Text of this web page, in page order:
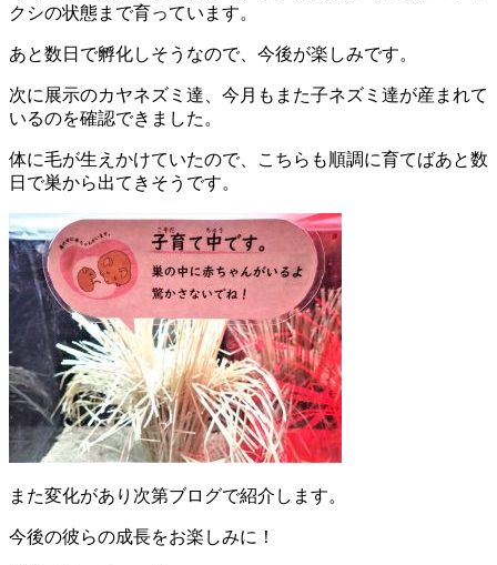
クシの状態まで育っています。
あと数日で孵化しそうなので、今後が楽しみです。
次に展示のカヤネズミ達、今月もまた子ネズミ達が産まれて
いるのを確認できました。
体に毛が生えかけていたので、こちらも順調に育てばあと数
日で巣から出てきそうです。
また変化があり次第ブログで紹介します。
今後の彼らの成長をお楽しみに！